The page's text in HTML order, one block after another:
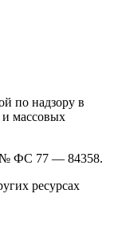
по надзору в
массовых
№ ФС 77 — 84358.
ресурсах